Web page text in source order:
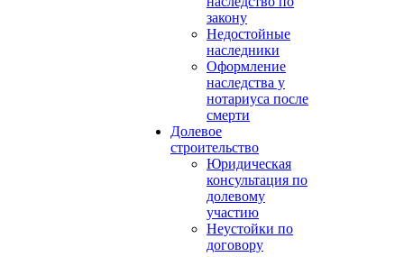
закону
Недостойные
наследники
Оформление
наследства у
нотариуса после
смерти
Долевое
строительство
Юридическая
консультация по
долевому
участию
Неустойки по
договору